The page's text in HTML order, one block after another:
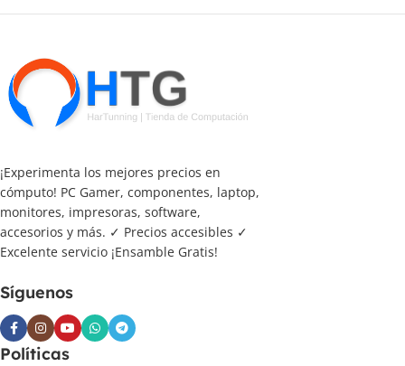
¡Experimenta los mejores precios en
cómputo! PC Gamer, componentes, laptop,
monitores, impresoras, software,
accesorios y más. ✓ Precios accesibles ✓
Excelente servicio ¡Ensamble Gratis!
Síguenos
Políticas